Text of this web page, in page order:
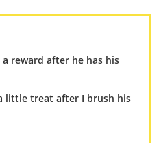
reward after he has his
little treat after I brush his